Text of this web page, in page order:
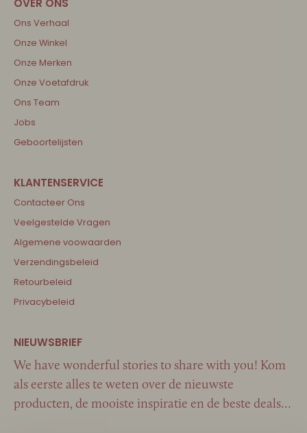
Ons Verhaal
Onze Winkel
Onze Merken
Onze Voetafdruk
Ons Team
Jobs
Geboortelijsten
Contacteer Ons
Veelgestelde Vragen
Algemene voowaarden
Verzendingsbeleid
Retourbeleid
Privacybeleid
We have wonderful stories to share with you! Kom
als eerste alles te weten over de nieuwste
producten, de mooiste inspiratie en de beste deals…